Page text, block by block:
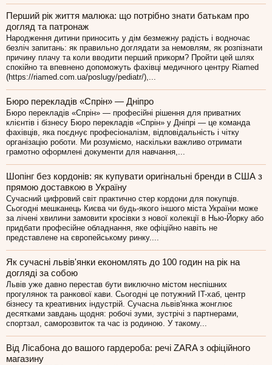
Перший рік життя малюка: що потрібно знати батькам про
догляд та патронаж
Народження дитини приносить у дім безмежну радість і водночас
безліч запитань: як правильно доглядати за немовлям, як розпізнати
причину плачу та коли вводити перший прикорм? Пройти цей шлях
спокійно та впевнено допоможуть фахівці медичного центру Riamed
(https://riamed.com.ua/poslugy/pediatr/),...
Бюро перекладів «Спрін» — Дніпро
Бюро перекладів «Спрін» — професійні рішення для приватних
клієнтів і бізнесу Бюро перекладів «Спрін» у Дніпрі — це команда
фахівців, яка поєднує професіоналізм, відповідальність і чітку
організацію роботи. Ми розуміємо, наскільки важливо отримати
грамотно оформлені документи для навчання,...
Шопінг без кордонів: як купувати оригінальні бренди в США з
прямою доставкою в Україну
Сучасний цифровий світ практично стер кордони для покупців.
Сьогодні мешканець Києва чи будь-якого іншого міста України може
за лічені хвилини замовити кросівки з нової колекції в Нью-Йорку або
придбати професійне обладнання, яке офіційно навіть не
представлене на європейському ринку....
Як сучасні львів'янки економлять до 100 годин на рік на
догляді за собою
Львів уже давно перестав бути виключно містом неспішних
прогулянок та ранкової кави. Сьогодні це потужний IT-хаб, центр
бізнесу та креативних індустрій. Сучасна львів'янка жонглює
десятками завдань щодня: робочі зуми, зустрічі з партнерами,
спортзал, саморозвиток та час із родиною. У такому...
Від Лісабона до вашого гардероба: речі ZARA з офіційного
магазину